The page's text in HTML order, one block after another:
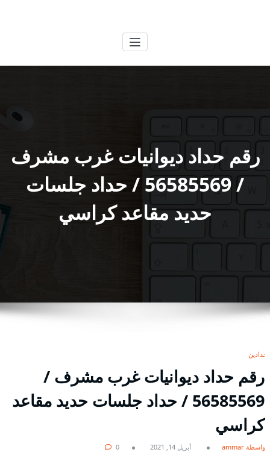
رقم حداد ديوانيات غرب مشرف
/ 56585569 / حداد جلسات
حديد مقاعد كراسي
حدادين
رقم حداد ديوانيات غرب مشرف /
56585569 / حداد جلسات حديد مقاعد
كراسي
بواسطة ammar أبريل 14, 2021 0